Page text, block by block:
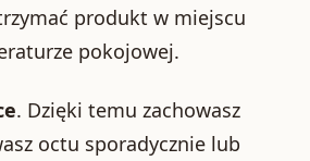
produkt w miejscu
pokojowej.
. Dzięki temu zachowasz
octu sporadycznie lub